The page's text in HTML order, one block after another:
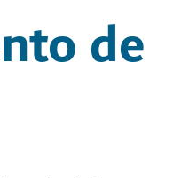
de